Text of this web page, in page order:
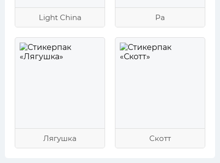
Light China Ра
Лягушка Скотт